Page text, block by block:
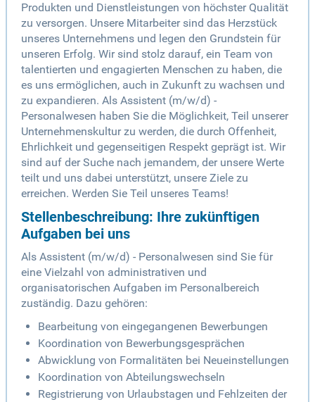
Produkten und Dienstleistungen von höchster Qualität
zu versorgen. Unsere Mitarbeiter sind das Herzstück
unseres Unternehmens und legen den Grundstein für
unseren Erfolg. Wir sind stolz darauf, ein Team von
talentierten und engagierten Menschen zu haben, die
es uns ermöglichen, auch in Zukunft zu wachsen und
zu expandieren. Als Assistent (m/w/d) -
Personalwesen haben Sie die Möglichkeit, Teil unserer
Unternehmenskultur zu werden, die durch Offenheit,
Ehrlichkeit und gegenseitigen Respekt geprägt ist. Wir
sind auf der Suche nach jemandem, der unsere Werte
teilt und uns dabei unterstützt, unsere Ziele zu
erreichen. Werden Sie Teil unseres Teams!
Stellenbeschreibung: Ihre zukünftigen
Aufgaben bei uns
Als Assistent (m/w/d) - Personalwesen sind Sie für
eine Vielzahl von administrativen und
organisatorischen Aufgaben im Personalbereich
zuständig. Dazu gehören:
Bearbeitung von eingegangenen Bewerbungen
Koordination von Bewerbungsgesprächen
Abwicklung von Formalitäten bei Neueinstellungen
Koordination von Abteilungswechseln
Registrierung von Urlaubstagen und Fehlzeiten der